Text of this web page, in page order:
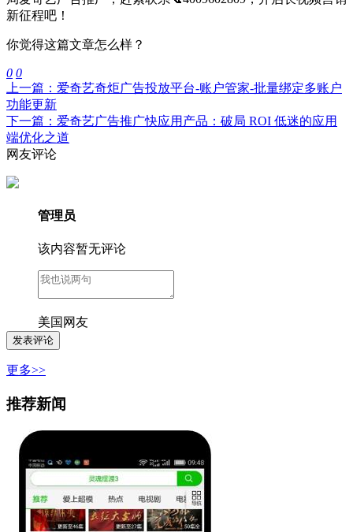
新征程吧！
你觉得这篇文章怎么样？
0 0
上一篇：爱奇艺奇炬广告投放平台-账户管家-批量绑定多账户
功能更新
下一篇：爱奇艺广告推广快应用产品：破局 ROI 低迷的应用
端优化之道
网友评论
管理员
该内容暂无评论
美国网友
更多>>
推荐新闻